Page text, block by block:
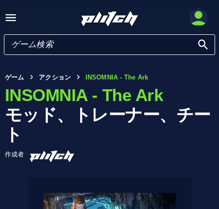
ゲーム アクション INSOMNIA - The Ark
INSOMNIA - The Ark
モッド、トレーナー、チー
ト
作成者